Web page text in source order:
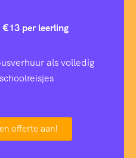
€13 per leerling
als volledig
offerte aan!